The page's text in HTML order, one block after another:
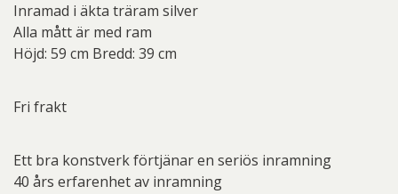
Inramad i äkta träram silver
Alla mått är med ram
Höjd: 59 cm Bredd: 39 cm
Fri frakt
Ett bra konstverk förtjänar en seriös inramning
40 års erfarenhet av inramning